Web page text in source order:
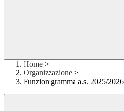
Home >
Organizzazione >
Funzionigramma a.s. 2025/2026